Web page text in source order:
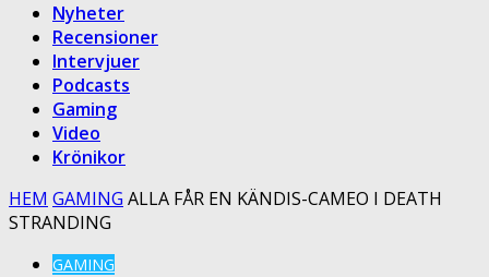
Nyheter
Recensioner
Intervjuer
Podcasts
Gaming
Video
Krönikor
HEM GAMING ALLA FÅR EN KÄNDIS-CAMEO I DEATH
STRANDING
GAMING